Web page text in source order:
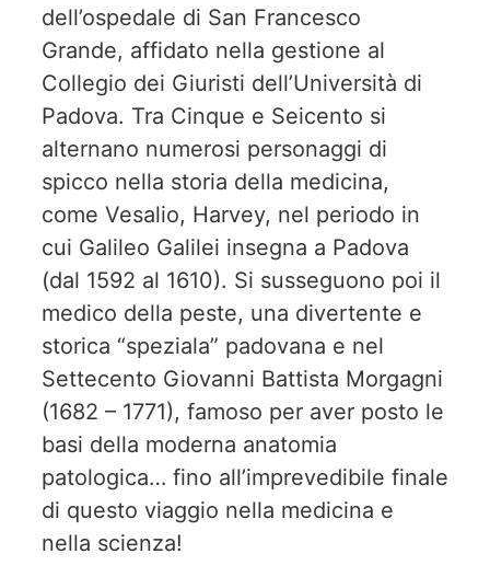
dell’ospedale di San Francesco
Grande, affidato nella gestione al
Collegio dei Giuristi dell’Università di
Padova. Tra Cinque e Seicento si
alternano numerosi personaggi di
spicco nella storia della medicina,
come Vesalio, Harvey, nel periodo in
cui Galileo Galilei insegna a Padova
(dal 1592 al 1610). Si susseguono poi il
medico della peste, una divertente e
storica “speziala” padovana e nel
Settecento Giovanni Battista Morgagni
(1682 – 1771), famoso per aver posto le
basi della moderna anatomia
patologica… fino all’imprevedibile finale
di questo viaggio nella medicina e
nella scienza!